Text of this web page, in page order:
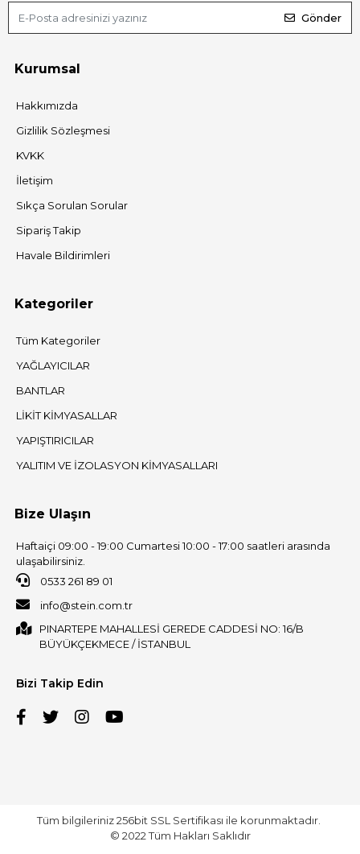
Gönder
Kurumsal
Hakkımızda
Gizlilik Sözleşmesi
KVKK
İletişim
Sıkça Sorulan Sorular
Sipariş Takip
Havale Bildirimleri
Kategoriler
Tüm Kategoriler
YAĞLAYICILAR
BANTLAR
LİKİT KİMYASALLAR
YAPIŞTIRICILAR
YALITIM VE İZOLASYON KİMYASALLARI
Bize Ulaşın
Haftaiçi 09:00 - 19:00 Cumartesi 10:00 - 17:00 saatleri arasında
ulaşabilirsiniz.
0533 261 89 01
info@stein.com.tr
PINARTEPE MAHALLESİ GEREDE CADDESİ NO: 16/B
BÜYÜKÇEKMECE / İSTANBUL
Bizi Takip Edin
Tüm bilgileriniz 256bit SSL Sertifikası ile korunmaktadır.
© 2022Tüm Hakları Saklıdır